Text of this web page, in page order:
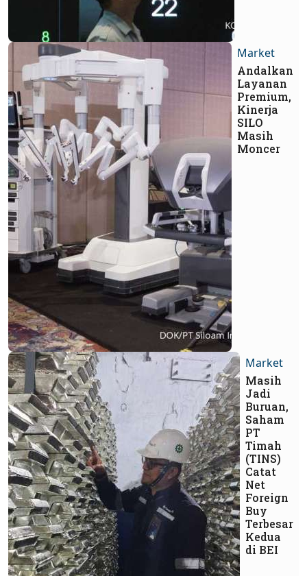
Market
Andalkan
Layanan
Premium,
Kinerja
SILO
Masih
Moncer
Market
Masih
Jadi
Buruan,
Saham
PT
Timah
(TINS)
Catat
Net
Foreign
Buy
Terbesar
Kedua
di BEI